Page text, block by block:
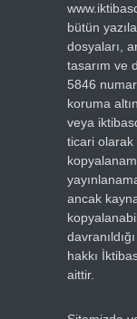
bütün
dosyaları,
tasarım ve
5846
koruma
veya
ticari olarak
ancak
hakkı
aittir.